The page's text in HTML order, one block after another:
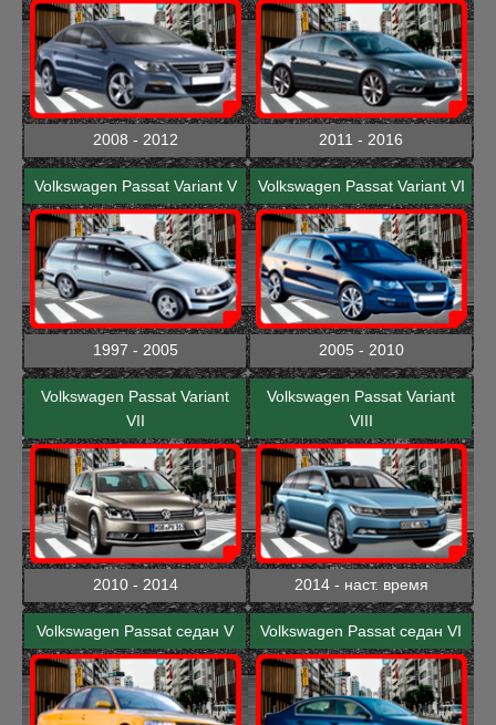
2008 - 2012 2011 - 2016
Volkswagen Passat Variant V
1997 - 2005
Volkswagen Passat Variant VI
2005 - 2010
Volkswagen Passat Variant
VII
2010 - 2014
Volkswagen Passat Variant
VIII
2014 - наст. время
Volkswagen Passat седан V Volkswagen Passat седан VI